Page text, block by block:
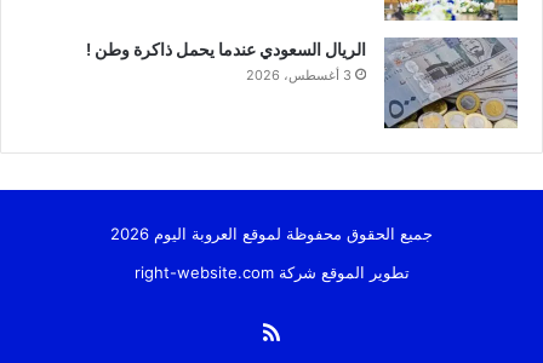
الريال السعودي عندما يحمل ذاكرة وطن !
3 أغسطس، 2026
جميع الحقوق محفوظة لموقع العروبة اليوم 2026
تطوير الموقع شركةright-website.com
ملخص